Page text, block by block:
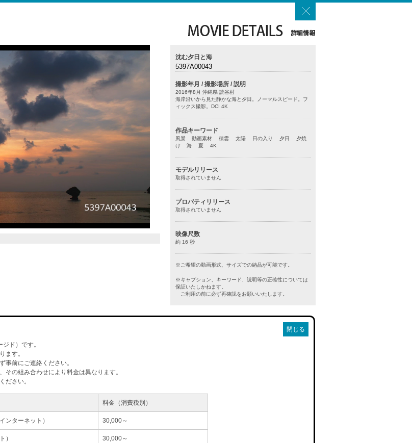
沈む夕日と海
5397A00043
撮影年月 / 撮影場所 / 説明
2016年8月 沖縄県 読谷村
海岸沿いから見た静かな海と夕日。ノーマルスピード。フ
ィックス撮影。DCI 4K
作品キーワード
風景 動画素材 積雲 太陽 日の入り 夕日 夕焼
け 海 夏 4K
モデルリリース
取得されていません
プロパティリリース
取得されていません
映像尺数
約 16 秒
※ご希望の動画形式、サイズでの納品が可能です。
※キャプション、キーワード、説明等の正確性については
保証いたしかねます。
ご利用の前に必ず再確認をお願いいたします。
閉じる
ド）です。
ます。
事前にご連絡ください。
の組み合わせにより料金は異なります。
ださい。
料金（消費税別）
ンターネット） 30,000～
） 30,000～